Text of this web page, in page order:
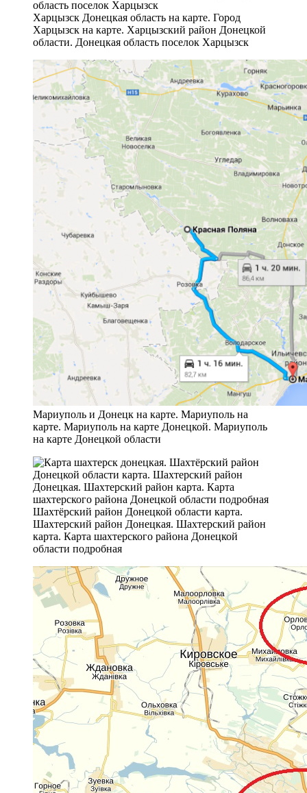
Харцызск Донецкая область на карте. Город
Харцызск на карте. Харцызский район Донецкой
области. Донецкая область поселок Харцызск
Мариуполь и Донецк на карте. Мариуполь на
карте. Мариуполь на карте Донецкой. Мариуполь
на карте Донецкой области
Шахтёрский район Донецкой области карта.
Шахтерский район Донецкая. Шахтерский район
карта. Карта шахтерского района Донецкой
области подробная